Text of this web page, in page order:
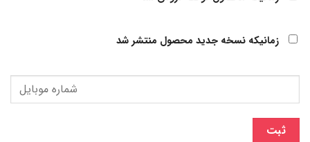
زمانیکه نسخه جدید محصول منتشر شد
ثبت